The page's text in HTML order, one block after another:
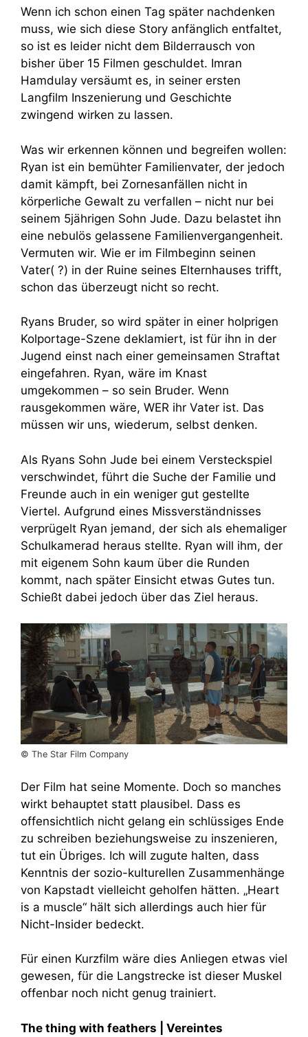
Wenn ich schon einen Tag später nachdenken
muss, wie sich diese Story anfänglich entfaltet,
so ist es leider nicht dem Bilderrausch von
bisher über 15 Filmen geschuldet. Imran
Hamdulay versäumt es, in seiner ersten
Langfilm Inszenierung und Geschichte
zwingend wirken zu lassen.
Was wir erkennen können und begreifen wollen:
Ryan ist ein bemühter Familienvater, der jedoch
damit kämpft, bei Zornesanfällen nicht in
körperliche Gewalt zu verfallen – nicht nur bei
seinem 5jährigen Sohn Jude. Dazu belastet ihn
eine nebulös gelassene Familienvergangenheit.
Vermuten wir. Wie er im Filmbeginn seinen
Vater( ?) in der Ruine seines Elternhauses trifft,
schon das überzeugt nicht so recht.
Ryans Bruder, so wird später in einer holprigen
Kolportage-Szene deklamiert, ist für ihn in der
Jugend einst nach einer gemeinsamen Straftat
eingefahren. Ryan, wäre im Knast
umgekommen – so sein Bruder. Wenn
rausgekommen wäre, WER ihr Vater ist. Das
müssen wir uns, wiederum, selbst denken.
Als Ryans Sohn Jude bei einem Versteckspiel
verschwindet, führt die Suche der Familie und
Freunde auch in ein weniger gut gestellte
Viertel. Aufgrund eines Missverständnisses
verprügelt Ryan jemand, der sich als ehemaliger
Schulkamerad heraus stellte. Ryan will ihm, der
mit eigenem Sohn kaum über die Runden
kommt, nach später Einsicht etwas Gutes tun.
Schießt dabei jedoch über das Ziel heraus.
© The Star Film Company
Der Film hat seine Momente. Doch so manches
wirkt behauptet statt plausibel. Dass es
offensichtlich nicht gelang ein schlüssiges Ende
zu schreiben beziehungsweise zu inszenieren,
tut ein Übriges. Ich will zugute halten, dass
Kenntnis der sozio-kulturellen Zusammenhänge
von Kapstadt vielleicht geholfen hätten. „Heart
is a muscle“ hält sich allerdings auch hier für
Nicht-Insider bedeckt.
Für einen Kurzfilm wäre dies Anliegen etwas viel
gewesen, für die Langstrecke ist dieser Muskel
offenbar noch nicht genug trainiert.
The thing with feathers | Vereintes